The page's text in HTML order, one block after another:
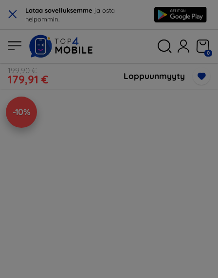
× Lataa sovelluksemme ja osta
helpommin.
0
199,90 €
179,91 € Loppuunmyyty
-10%